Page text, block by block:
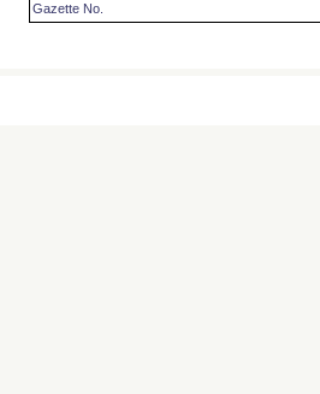
Gazette No.